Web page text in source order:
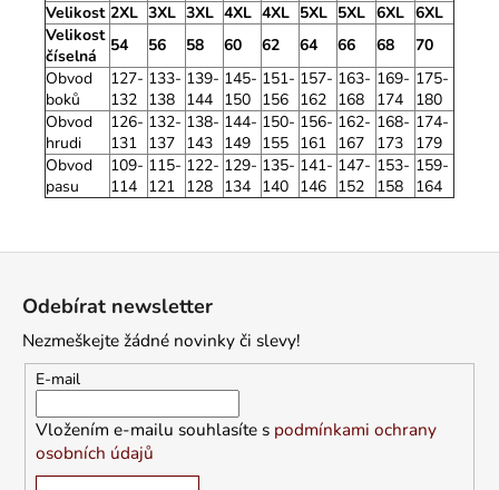
Velikost 2XL 3XL 3XL 4XL 4XL 5XL 5XL 6XL 6XL
Velikost
číselná
54 56 58 60 62 64 66 68
70
Obvod
boků
127-
132
133-
138
139-
144
145-
150
151-
156
157-
162
163-
168
169-
174
175-
180
Obvod
hrudi
126-
131
132-
137
138-
143
144-
149
150-
155
156-
161
162-
167
168-
173
174-
179
Obvod
pasu
109-
114
115-
121
122-
128
129-
134
135-
140
141-
146
147-
152
153-
158
159-
164
Odebírat newsletter
Nezmeškejte žádné novinky či slevy!
E-mail
Vložením e-mailu souhlasíte s podmínkami ochrany
osobních údajů